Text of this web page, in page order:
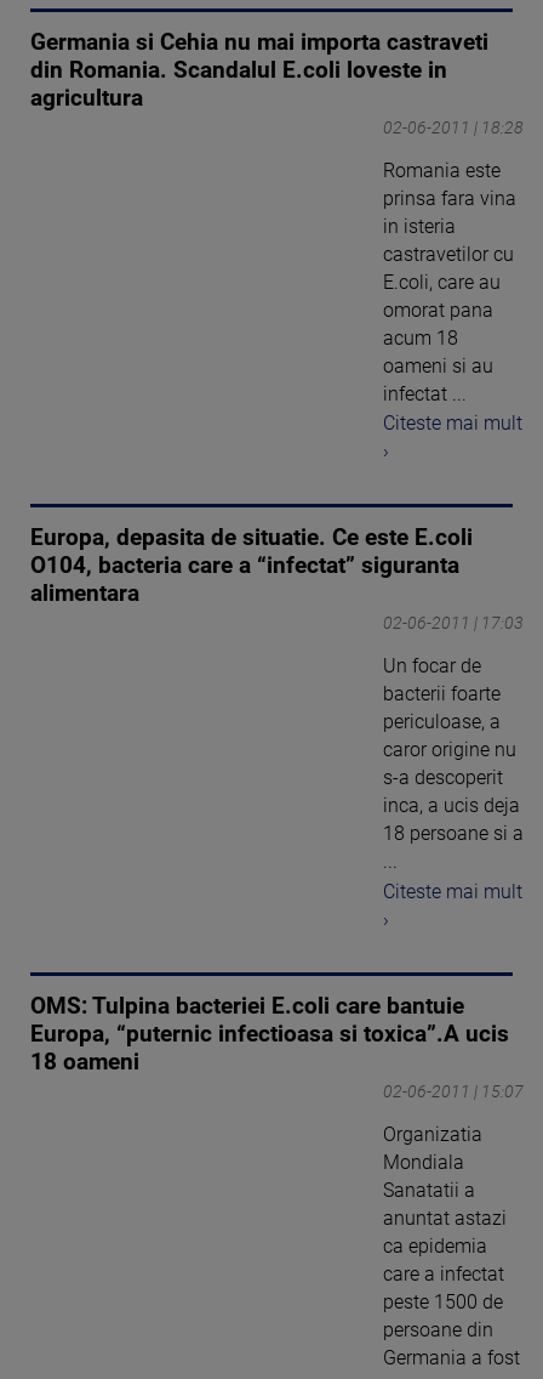
Germania si Cehia nu mai importa castraveti
din Romania. Scandalul E.coli loveste in
agricultura
02-06-2011 | 18:28
Romania este
prinsa fara vina
in isteria
castravetilor cu
E.coli, care au
omorat pana
acum 18
oameni si au
infectat ...
Citeste mai mult
›
Europa, depasita de situatie. Ce este E.coli
O104, bacteria care a “infectat” siguranta
alimentara
02-06-2011 | 17:03
Un focar de
bacterii foarte
periculoase, a
caror origine nu
s-a descoperit
inca, a ucis deja
18 persoane si a
...
Citeste mai mult
›
OMS: Tulpina bacteriei E.coli care bantuie
Europa, “puternic infectioasa si toxica”.A ucis
18 oameni
02-06-2011 | 15:07
Organizatia
Mondiala
Sanatatii a
anuntat astazi
ca epidemia
care a infectat
peste 1500 de
persoane din
Germania a fost